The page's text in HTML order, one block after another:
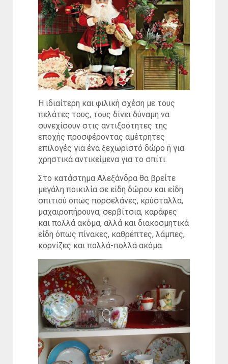
Η ιδιαίτερη και φιλική σχέση με τους
πελάτες τους, τους δίνει δύναμη να
συνεχίσουν στις αντιξοότητες της
εποχής προσφέροντας αμέτρητες
επιλογές για ένα ξεχωριστό δώρο ή για
χρηστικά αντικείμενα για το σπίτι.
Στο κατάστημα Αλεξάνδρα θα βρείτε
μεγάλη ποικιλία σε είδη δώρου και είδη
σπιτιού όπως πορσελάνες, κρύσταλλα,
μαχαιροπήρουνα, σερβίτσια, καράφες
και πολλά ακόμα, αλλά και διακοσμητικά
είδη όπως πίνακες, καθρέπτες, λάμπες,
κορνίζες και πολλά-πολλά ακόμα.